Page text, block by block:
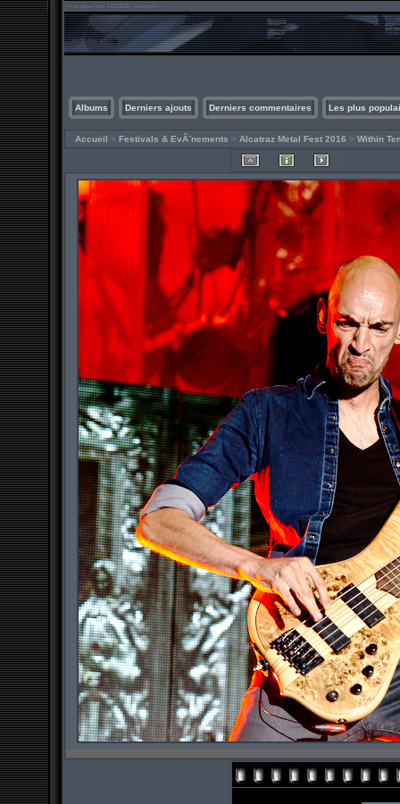
Albums Derniers ajouts Derniers commentaires Les plus
Accueil > Festivals & EvÃ¨nements > Alcatraz Metal Fest 2016 > Within